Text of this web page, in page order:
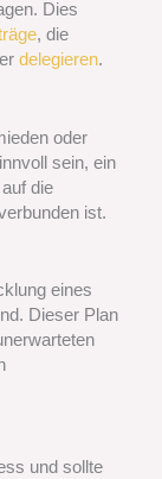
Dies
, die
delegieren.
oder
sein, ein
die
ist.
eines
Dieser Plan
und sollte